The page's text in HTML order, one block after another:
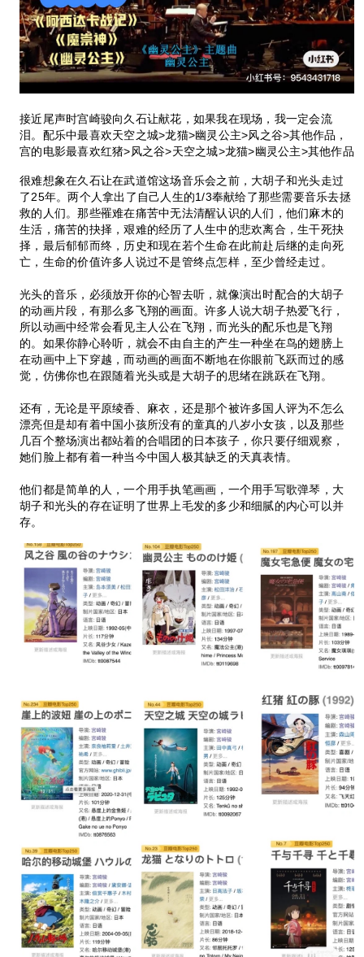
接近尾声时宫崎骏向久石让献花，如果我在现场，我一定会流
泪。配乐中最喜欢天空之城>龙猫>幽灵公主>风之谷>其他作品，
宫的电影最喜欢红猪>风之谷>天空之城>龙猫>幽灵公主>其他作品
很难想象在久石让在武道馆这场音乐会之前，大胡子和光头走过
了25年。两个人拿出了自己人生的1/3奉献给了那些需要音乐去拯
救的人们。那些罹难在痛苦中无法清醒认识的人们，他们麻木的
生活，痛苦的抉择，艰难的经历了人生中的悲欢离合，生干死抉
择，最后郁郁而终，历史和现在若个生命在此前赴后继的走向死
亡，生命的价值许多人说过不是管终点怎样，至少曾经走过。
光头的音乐，必须放开你的心智去听，就像演出时配合的大胡子
的动画片段，有那么多飞翔的画面。许多人说大胡子热爱飞行，
所以动画中经常会看见主人公在飞翔，而光头的配乐也是飞翔
的。如果你静心聆听，就会不由自主的产生一种坐在鸟的翅膀上
在动画中上下穿越，而动画的画面不断地在你眼前飞跃而过的感
觉，仿佛你也在跟随着光头或是大胡子的思绪在跳跃在飞翔。
还有，无论是平原绫香、麻衣，还是那个被许多国人评为不怎么
漂亮但是却有着中国小孩所没有的童真的八岁小女孩，以及那些
几百个整场演出都站着的合唱团的日本孩子，你只要仔细观察，
她们脸上都有着一种当今中国人极其缺乏的天真表情。
他们都是简单的人，一个用手执笔画画，一个用手写歌弹琴，大
胡子和光头的存在证明了世界上毛发的多少和细腻的内心可以并
存。